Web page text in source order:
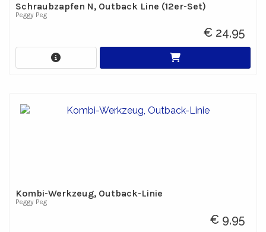
Schraubzapfen N, Outback Line (12er-Set)
Peggy Peg
€ 24,95
Kombi-Werkzeug, Outback-Linie
Peggy Peg
€ 9,95